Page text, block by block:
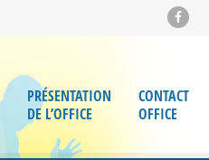
PRÉSENTATION
DE L’OFFICE
CONTACT
OFFICE